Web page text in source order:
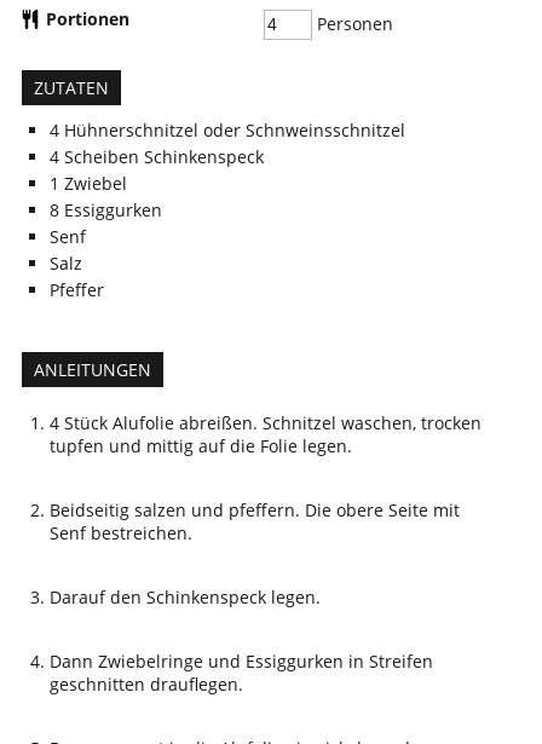
Portionen Personen
ZUTATEN
4 Hühnerschnitzel oder Schnweinsschnitzel
4 Scheiben Schinkenspeck
1 Zwiebel
8 Essiggurken
Senf
Salz
Pfeffer
ANLEITUNGEN
4 Stück Alufolie abreißen. Schnitzel waschen, trocken
tupfen und mittig auf die Folie legen.
Beidseitig salzen und pfeffern. Die obere Seite mit
Senf bestreichen.
Darauf den Schinkenspeck legen.
Dann Zwiebelringe und Essiggurken in Streifen
geschnitten drauflegen.